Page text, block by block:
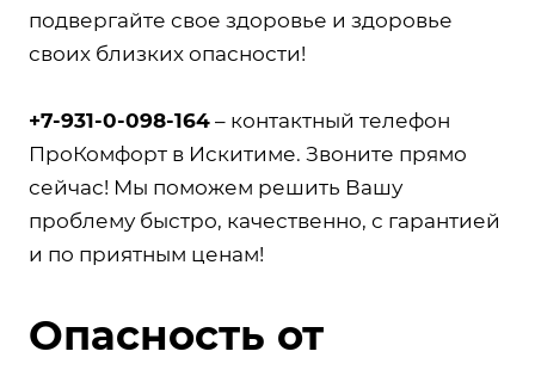
подвергайте свое здоровье и здоровье
своих близких опасности!
+7-931-0-098-164 – контактный телефон
ПроКомфорт в Искитиме. Звоните прямо
сейчас! Мы поможем решить Вашу
проблему быстро, качественно, с гарантией
и по приятным ценам!
Опасность от